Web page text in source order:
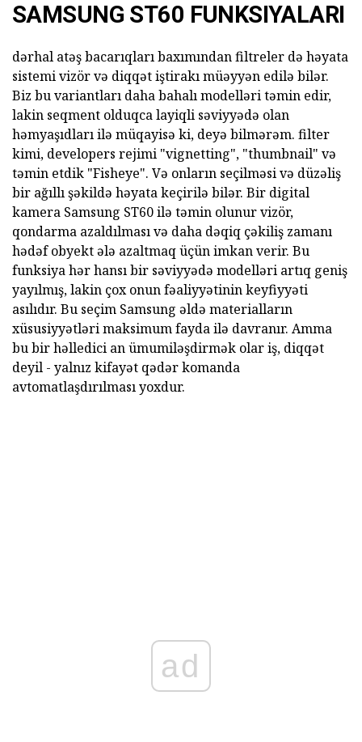
SAMSUNG ST60 FUNKSIYALARI
dərhal atəş bacarıqları baxımından filtreler də həyata
sistemi vizör və diqqət iştirakı müəyyən edilə bilər.
Biz bu variantları daha bahalı modelləri təmin edir,
lakin seqment olduqca layiqli səviyyədə olan
həmyaşıdları ilə müqayisə ki, deyə bilmərəm. filter
kimi, developers rejimi "vignetting", "thumbnail" və
təmin etdik "Fisheye". Və onların seçilməsi və düzəliş
bir ağıllı şəkildə həyata keçirilə bilər. Bir digital
kamera Samsung ST60 ilə təmin olunur vizör,
qondarma azaldılması və daha dəqiq çəkiliş zamanı
hədəf obyekt ələ azaltmaq üçün imkan verir. Bu
funksiya hər hansı bir səviyyədə modelləri artıq geniş
yayılmış, lakin çox onun fəaliyyətinin keyfiyyəti
asılıdır. Bu seçim Samsung əldə materialların
xüsusiyyətləri maksimum fayda ilə davranır. Amma
bu bir həlledici an ümumiləşdirmək olar iş, diqqət
deyil - yalnız kifayət qədər komanda
avtomatlaşdırılması yoxdur.
ad